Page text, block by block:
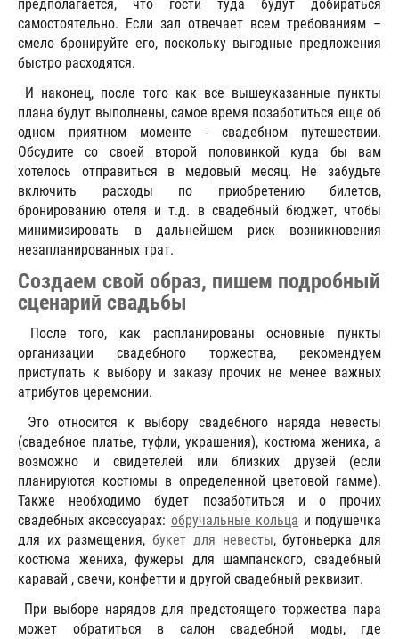
предполагается, что гости туда будут добираться
самостоятельно. Если зал отвечает всем требованиям –
смело бронируйте его, поскольку выгодные предложения
быстро расходятся.
И наконец, после того как все вышеуказанные пункты
плана будут выполнены, самое время позаботиться еще об
одном приятном моменте - свадебном путешествии.
Обсудите со своей второй половинкой куда бы вам
хотелось отправиться в медовый месяц. Не забудьте
включить расходы по приобретению билетов,
бронированию отеля и т.д. в свадебный бюджет, чтобы
минимизировать в дальнейшем риск возникновения
незапланированных трат.
Создаем свой образ, пишем подробный
сценарий свадьбы
После того, как распланированы основные пункты
организации свадебного торжества, рекомендуем
приступать к выбору и заказу прочих не менее важных
атрибутов церемонии.
Это относится к выбору свадебного наряда невесты
(свадебное платье, туфли, украшения), костюма жениха, а
возможно и свидетелей или близких друзей (если
планируются костюмы в определенной цветовой гамме).
Также необходимо будет позаботиться и о прочих
свадебных аксессуарах: обручальные кольца и подушечка
для их размещения,букет для невесты, бутоньерка для
костюма жениха, фужеры для шампанского, свадебный
каравай , свечи, конфетти и другой свадебный реквизит.
При выборе нарядов для предстоящего торжества пара
может обратиться в салон свадебной моды, где